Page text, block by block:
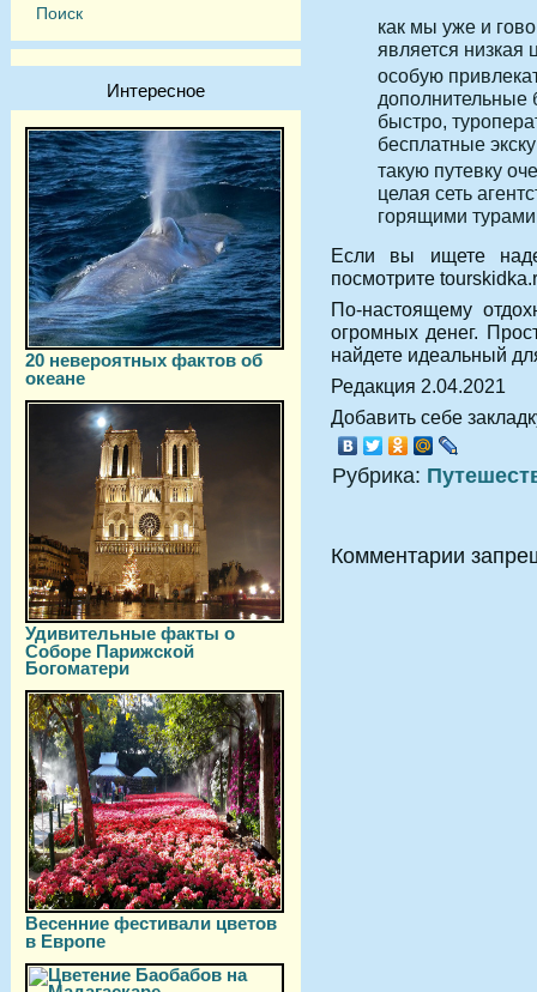
Интересное
20 невероятных фактов об
океане
Удивительные факты о
Соборе Парижской
Богоматери
Весенние фестивали цветов
в Европе
как мы уже и
является низкая
особую
дополнительные
быстро,
бесплатные
такую путевку
целая сеть
горящими
Если вы ищете
посмотрите
По-настоящему
огромных денег.
найдете идеальный
Редакция 2.04.2021
Добавить себе
Рубрика:
Комментарии